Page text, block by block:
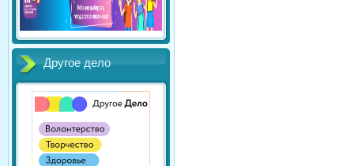
Другое дело